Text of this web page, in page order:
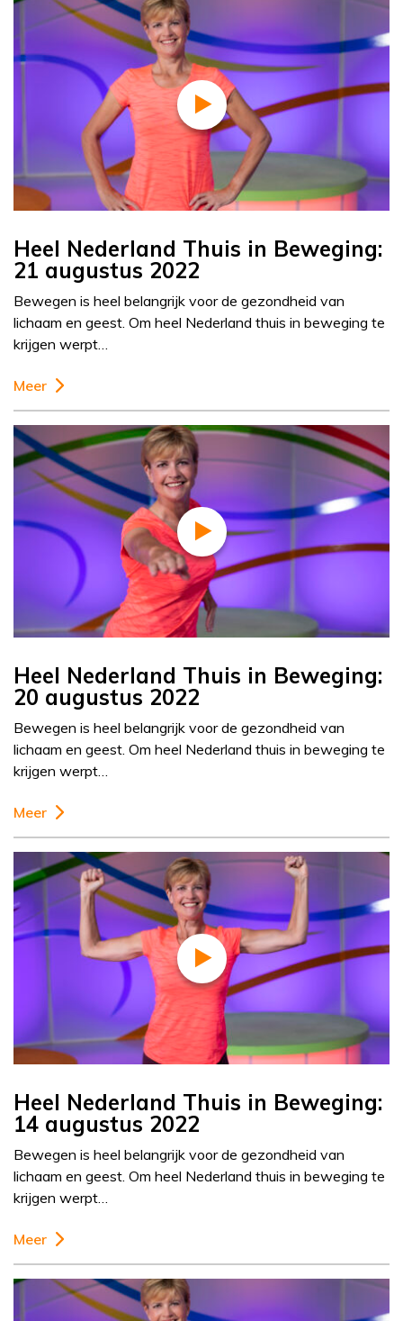
Heel Nederland Thuis in Beweging:
21 augustus 2022
Bewegen is heel belangrijk voor de gezondheid van
lichaam en geest. Om heel Nederland thuis in beweging te
krijgen werpt…
Meer
Heel Nederland Thuis in Beweging:
20 augustus 2022
Bewegen is heel belangrijk voor de gezondheid van
lichaam en geest. Om heel Nederland thuis in beweging te
krijgen werpt…
Meer
Heel Nederland Thuis in Beweging:
14 augustus 2022
Bewegen is heel belangrijk voor de gezondheid van
lichaam en geest. Om heel Nederland thuis in beweging te
krijgen werpt…
Meer